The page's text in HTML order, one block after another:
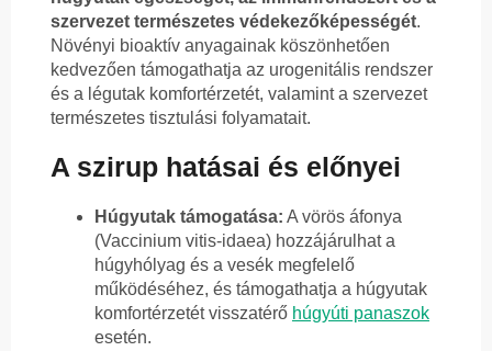
szervezet természetes védekezőképességét.
Növényi bioaktív anyagainak köszönhetően
kedvezően támogathatja az urogenitális rendszer
és a légutak komfortérzetét, valamint a szervezet
természetes tisztulási folyamatait.
A szirup hatásai és előnyei
Húgyutak támogatása: A vörös áfonya
(Vaccinium vitis-idaea) hozzájárulhat a
húgyhólyag és a vesék megfelelő
működéséhez, és támogathatja a húgyutak
komfortérzetét visszatérő húgyúti panaszok
esetén.